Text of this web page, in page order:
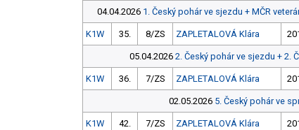
04.04.2026 1. Český pohár ve sjezdu + MČR
K1W 35. 8/ZS ZAPLETALOVÁ Klára
05.04.2026 2. Český pohár ve sjezdu + 2.
K1W 36. 7/ZS ZAPLETALOVÁ Klára
02.05.2026 5. Český pohár ve
K1W 42. 7/ZS ZAPLETALOVÁ Klára